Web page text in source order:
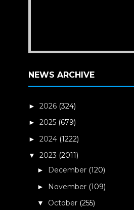
NEWS ARCHIVE
►2026 (324)
►2025 (679)
►2024 (1222)
▼2023 (2011)
► December (120)
► November (109)
▼ October (255)